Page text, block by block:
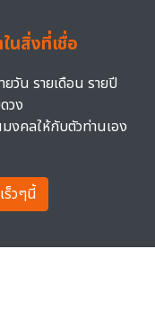
นสิ่งที่เชื่อ
วัน รายเดือน รายปี
วง
งคลให้กับตัวท่านเอง
ร็วๆนี้